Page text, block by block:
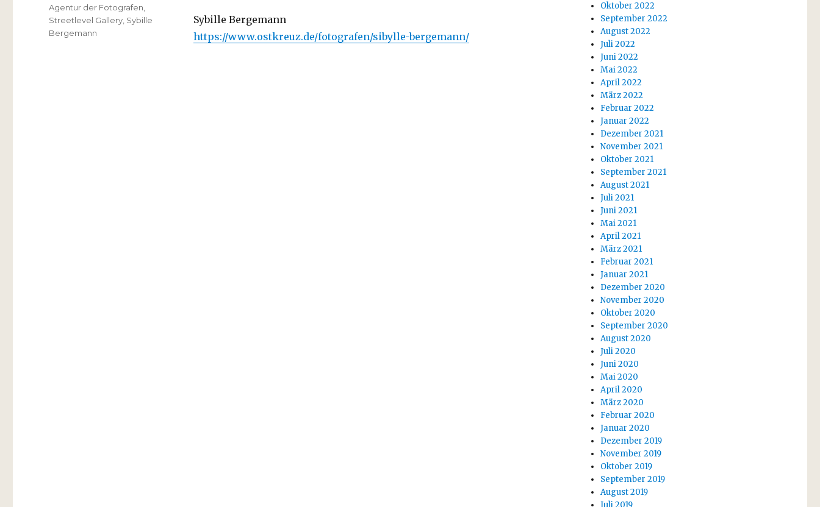
Sybille Bergemann
https://www.ostkreuz.de/fotografen/sibylle-bergemann/
Agentur der Fotografen
Streetlevel Gallery Sybille
Bergemann
Oktober 2022
September 2022
August 2022
Juli 2022
Juni 2022
Mai 2022
April 2022
März 2022
Februar 2022
Januar 2022
Dezember 2021
November 2021
Oktober 2021
September 2021
August 2021
Juli 2021
Juni 2021
Mai 2021
April 2021
März 2021
Februar 2021
Januar 2021
Dezember 2020
November 2020
Oktober 2020
September 2020
August 2020
Juli 2020
Juni 2020
Mai 2020
April 2020
März 2020
Februar 2020
Januar 2020
Dezember 2019
November 2019
Oktober 2019
September 2019
August 2019
Juli 2019